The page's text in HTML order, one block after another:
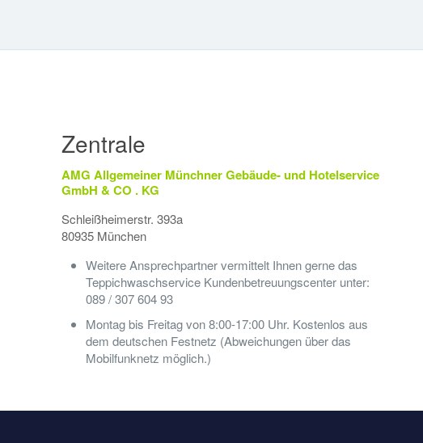
Zentrale
AMG Allgemeiner Münchner Gebäude- und Hotelservice
GmbH & CO . KG
Schleißheimerstr. 393a
80935 München
Weitere Ansprechpartner vermittelt Ihnen gerne das
Teppichwaschservice Kundenbetreuungscenter unter:
089 / 307 604 93
Montag bis Freitag von 8:00-17:00 Uhr. Kostenlos aus
dem deutschen Festnetz (Abweichungen über das
Mobilfunknetz möglich.)